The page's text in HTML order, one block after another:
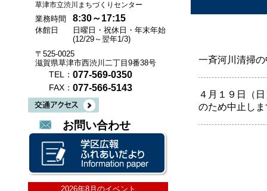
草津市立渋川まちづくりセンター
業務時間 8:30～17:15
休館日
日曜日・祝休日・年末年始
(12/29～翌年1/3)
〒525-0025
滋賀県草津市西渋川二丁目9番38号
TEL： 077-569-0350
FAX： 077-566-5143
お問い合わせ
2026年8月のイベント
一斉河川清掃
４月１９日（
のため中止し